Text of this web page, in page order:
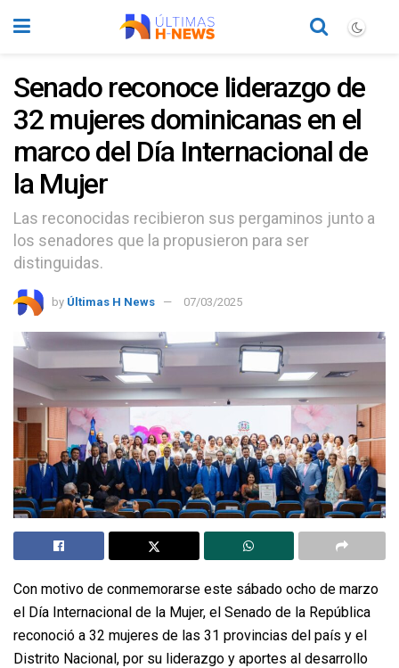
Senado reconoce liderazgo de
32 mujeres dominicanas en el
marco del Día Internacional de
la Mujer
Las reconocidas recibieron sus pergaminos junto a
los senadores que la propusieron para ser
distinguidas.
by Últimas H News 07/03/2025
Con motivo de conmemorarse este sábado ocho de marzo
el Día Internacional de la Mujer, el Senado de la República
reconoció a 32 mujeres de las 31 provincias del país y el
Distrito Nacional, por su liderazgo y aportes al desarrollo